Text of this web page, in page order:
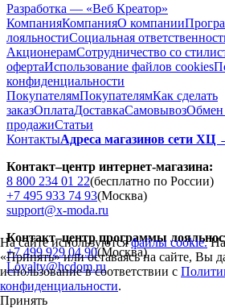
Разработка — «Веб Креатор»
КомпанияКомпанияО компании
лояльностиСоциальная
АкционерамСотрудничество со
офертаИспользование файлов cookies
конфиденциальности
ПокупателямПокупателямКак сделать
заказОплатаДоставкаCамовывозОбмен
продажиСтатьи
КонтактыАдреса магазинов сети ХЦ
Контакт–центр интернет-магазина:
8 800 234 01 22(бесплатно по России)
+7 495 933 74 93(Москва)
support@x-moda.ru
Контакт–центр программы
+7 499 929 04 90(Москва)
Loyalty@hcdom.ru
На сайте используютсяфайлы cookie.
«Принять» или оставаясь на сайте, Вы
использование в соответствии с
конфиденциальности.
Принять